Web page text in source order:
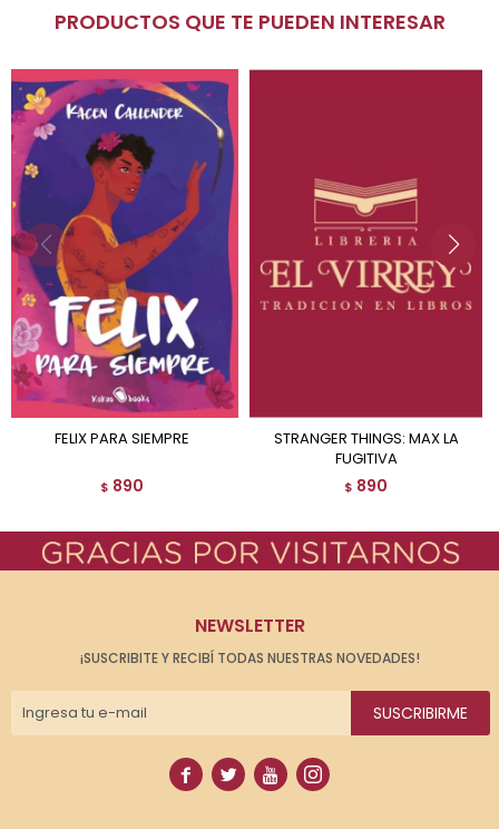
PRODUCTOS QUE TE PUEDEN INTERESAR
FELIX PARA SIEMPRE
$ 890
STRANGER THINGS: MAX LA
FUGITIVA
$ 890
NEWSLETTER
¡SUSCRIBITE Y RECIBÍ TODAS NUESTRAS NOVEDADES!
SUSCRIBIRME
   